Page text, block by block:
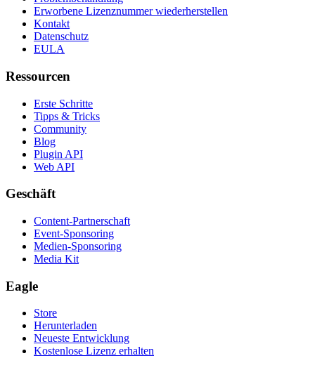
Erworbene Lizenznummer wiederherstellen
Kontakt
Datenschutz
EULA
Ressourcen
Erste Schritte
Tipps & Tricks
Community
Blog
Plugin API
Web API
Geschäft
Content-Partnerschaft
Event-Sponsoring
Medien-Sponsoring
Media Kit
Eagle
Store
Herunterladen
Neueste Entwicklung
Kostenlose Lizenz erhalten